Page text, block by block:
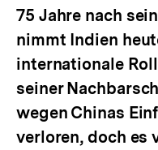
75 Jahre nach
nimmt Indien
internationale
seiner
wegen Chinas
verloren, doch es